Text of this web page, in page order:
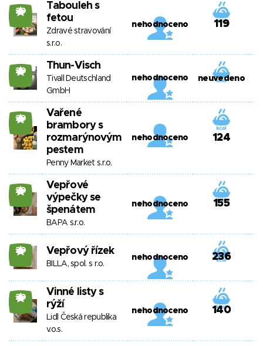
20
Tabouleh s
fetou
Zdravé stravování
s.r.o.
nehodnoceno 119
20 Thun-Visch
Tivall Deutschland
GmbH
nehodnoceno neuvedeno
20
Vařené
brambory s
rozmarýnovým
pestem
Penny Market s.r.o.
nehodnoceno 124
20
Vepřové
výpečky se
špenátem
BAPA s.r.o.
nehodnoceno 155
20 Vepřový řízek
BILLA, spol. s r.o.
nehodnoceno 236
20
Vinné listy s
rýží
Lidl Česká republika
v.o.s.
nehodnoceno 140